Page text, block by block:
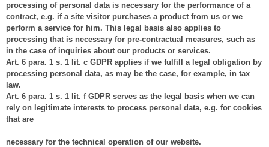
processing of personal data is necessary for the performance of a
contract, e.g. if a site visitor purchases a product from us or we
perform a service for him. This legal basis also applies to
processing that is necessary for pre-contractual measures, such as
in the case of inquiries about our products or services.
Art. 6 para. 1 s. 1 lit. c GDPR applies if we fulfill a legal obligation by
processing personal data, as may be the case, for example, in tax
law.
Art. 6 para. 1 s. 1 lit. f GDPR serves as the legal basis when we can
rely on legitimate interests to process personal data, e.g. for cookies
that are
necessary for the technical operation of our website.